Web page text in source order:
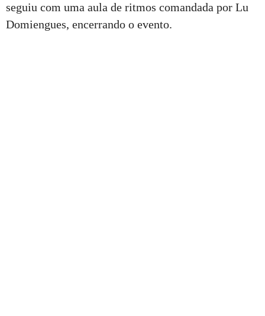
seguiu com uma aula de ritmos comandada por Lu
Domiengues, encerrando o evento.